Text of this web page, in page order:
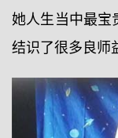
她人生当中最宝
结识了很多良师